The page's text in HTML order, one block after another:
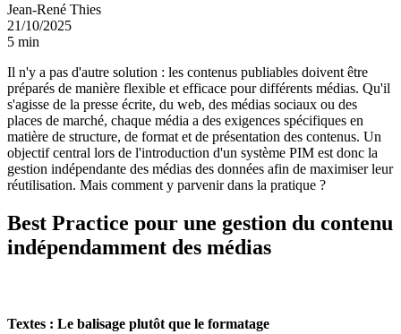
Jean-René Thies
21/10/2025
5 min
Il n'y a pas d'autre solution : les contenus publiables doivent être
préparés de manière flexible et efficace pour différents médias. Qu'il
s'agisse de la presse écrite, du web, des médias sociaux ou des
places de marché, chaque média a des exigences spécifiques en
matière de structure, de format et de présentation des contenus. Un
objectif central lors de l'introduction d'un système PIM est donc la
gestion indépendante des médias des données afin de maximiser leur
réutilisation. Mais comment y parvenir dans la pratique ?
Best Practice pour une gestion du contenu
indépendamment des médias
Textes : Le balisage plutôt que le formatage